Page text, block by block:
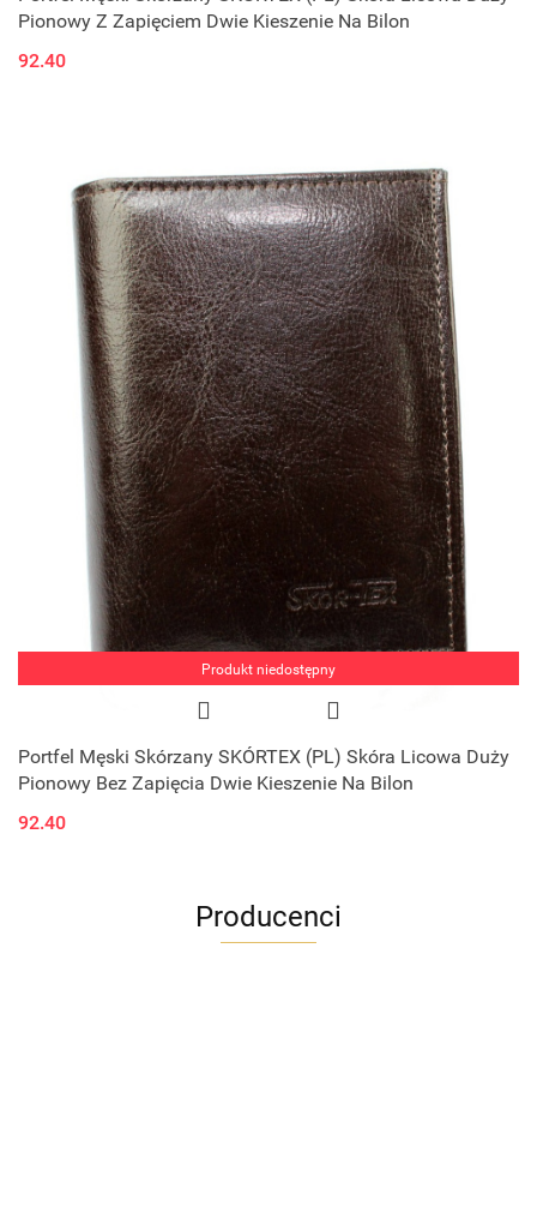
Pionowy Z Zapięciem Dwie Kieszenie Na Bilon
92.40
Produkt niedostępny
Portfel Męski Skórzany SKÓRTEX (PL) Skóra Licowa Duży
Pionowy Bez Zapięcia Dwie Kieszenie Na Bilon
92.40
Producenci